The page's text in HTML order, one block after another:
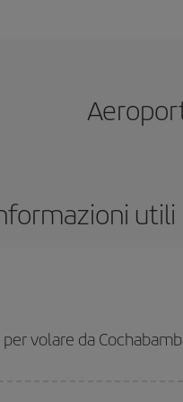
utili
volare da